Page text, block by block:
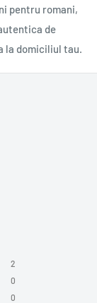
pentru romani,
de
la domiciliul tau.
2
0
0